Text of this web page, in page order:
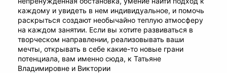
каждому и увидеть в нем индивидуальное, и помочь
раскрыться создают необычайно теплую атмосферу
на каждом занятии. Если вы хотите развиваться в
творческом направлении, реализовывать ваши
мечты, открывать в себе какие-то новые грани
потенциала, вам именно сюда, к Татьяне
Владимировне и Виктории